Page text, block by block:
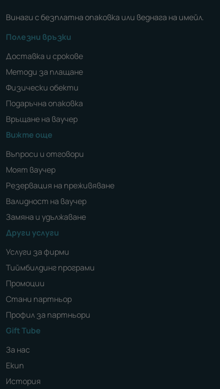
Винаги с безплатна опаковка или веднага на имейл.
Полезни връзки
Доставка и срокове
Методи за плащане
Физически обекти
Подаръчна опаковка
Връщане на ваучер
Вижте още
Въпроси и отговори
Моят ваучер
Резервация на преживяване
Валидност на ваучер
Замяна и удължаване
Други услуги
Услуги за фирми
Тиймбилдинг програми
Промоции
Стани партньор
Профил за партньори
Gift Tube
За нас
Екип
История